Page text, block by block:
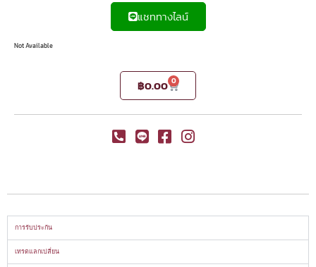
แชททางไลน์
Not Available
฿0.00 0
การรับประกัน
เทรดแลกเปลี่ยน